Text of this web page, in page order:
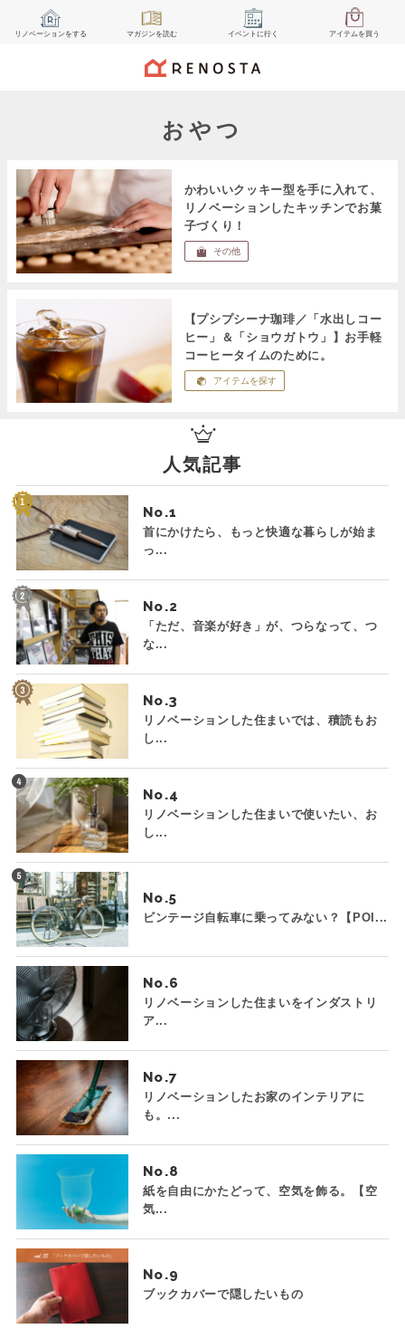
リノベーションをする マガジンを読む イベント に行く アイテムを買う
おやつ
かわいいクッキー型を手に入れて、
リノベーションしたキッチンでお菓
子づくり！
その他
【プシプシーナ珈琲／「水出しコー
ヒー」＆「ショウガトウ」】お手軽
コーヒータイムのために。
アイテムを探す
人気記事
No.
首にかけたら、もっと快適な暮らしが始ま
っ...
No.
「ただ、音楽が好き」が、つらなって、つ
な...
No.
リノベーションした住まいでは、積読もお
し...
No.
リノベーションした住まいで使いたい、お
し...
No.
ビンテージ自転車に乗ってみない？【POI...
No.
リノベーションした住まいをインダストリ
ア...
No.
リノベーションしたお家のインテリアに
も。...
No.
紙を自由にかたどって、空気を飾る。【空
気...
No.
ブックカバーで隠したいもの